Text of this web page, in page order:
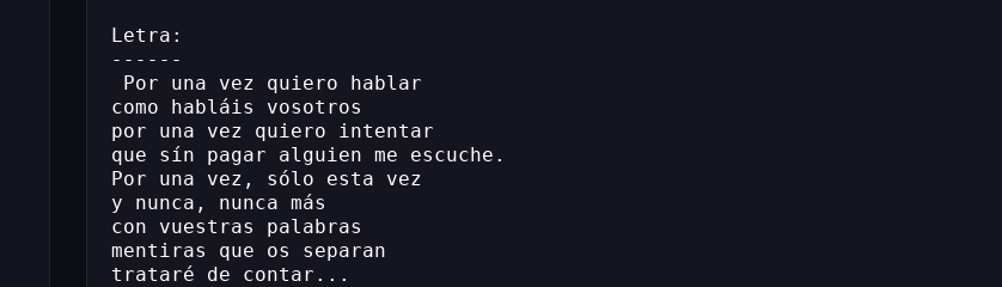
Letra:
------
Por una vez quiero hablar
como habláis vosotros
por una vez quiero intentar
que sín pagar alguien me escuche.
Por una vez, sólo esta vez
y nunca, nunca más
con vuestras palabras
mentiras que os separan
trataré de contar...